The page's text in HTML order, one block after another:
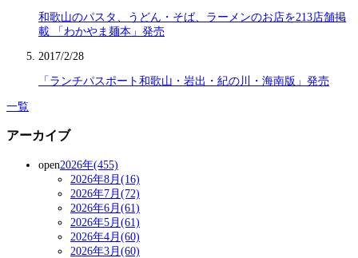
和歌山のパスタ、うどん・そば、ラーメンのお店を213店舗掲
載 「わかやま麺本」発売
2017/2/28
「ランチパスポート和歌山・岩出・紀の川・海南版」発売
一覧
アーカイブ
open2026年(455)
2026年8月(16)
2026年7月(72)
2026年6月(61)
2026年5月(61)
2026年4月(60)
2026年3月(60)